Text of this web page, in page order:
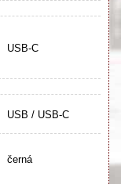
USB-C
USB / USB-C
černá